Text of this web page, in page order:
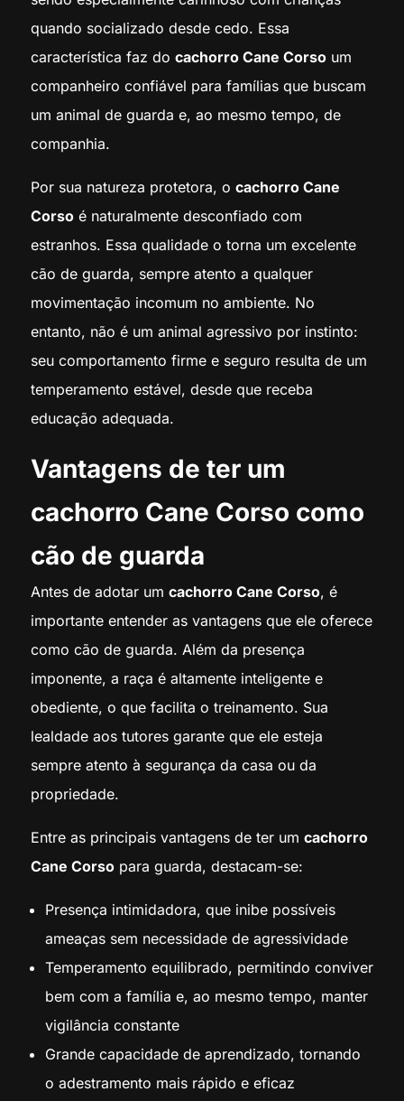
quando socializado desde cedo. Essa
característica faz do cachorro Cane Corsoum
companheiro confiável para famílias que buscam
um animal de guarda e, ao mesmo tempo, de
companhia.
Por sua natureza protetora, o cachorro Cane
Corsoé naturalmente desconfiado com
estranhos. Essa qualidade o torna um excelente
cão de guarda, sempre atento a qualquer
movimentação incomum no ambiente. No
entanto, não é um animal agressivo por instinto:
seu comportamento firme e seguro resulta de um
temperamento estável, desde que receba
educação adequada.
Vantagens de ter um
cachorro Cane Corso como
cão de guarda
Antes de adotar um cachorro Cane Corso, é
importante entender as vantagens que ele oferece
como cão de guarda. Além da presença
imponente, a raça é altamente inteligente e
obediente, o que facilita o treinamento. Sua
lealdade aos tutores garante que ele esteja
sempre atento à segurança da casa ou da
propriedade.
Entre as principais vantagens de ter um cachorro
Cane Corsopara guarda, destacam-se:
Presença intimidadora, que inibe possíveis
ameaças sem necessidade de agressividade
Temperamento equilibrado, permitindo conviver
bem com a família e, ao mesmo tempo, manter
vigilância constante
Grande capacidade de aprendizado, tornando
o adestramento mais rápido e eficaz